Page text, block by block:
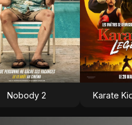
Nobody 2 Karate